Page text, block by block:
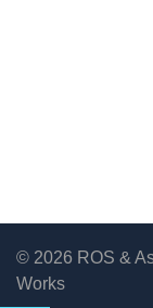
© 2026 ROS &
Works